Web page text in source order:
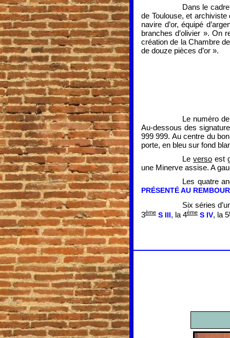
Dans le
de Toulouse, et
navire d’or, équipé
branches d’olivier ». On
création de la Chambre
de douze pièces d’or ».
Le numéro
Au-dessous des
999 999. Au centre du
porte, en bleu sur fond
Leverso est
une Minerve assise. A
Les quatre
PRÉSENTÉ AU
Six séries
3ème S III, la 4ème S IV, la 5